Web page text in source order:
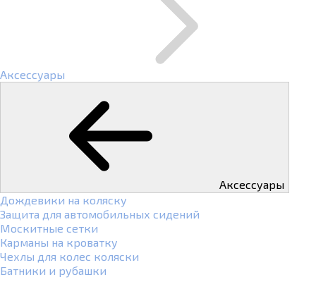
Аксессуары
Аксессуары
Дождевики на коляску
Защита для автомобильных сидений
Москитные сетки
Карманы на кроватку
Чехлы для колес коляски
Батники и рубашки